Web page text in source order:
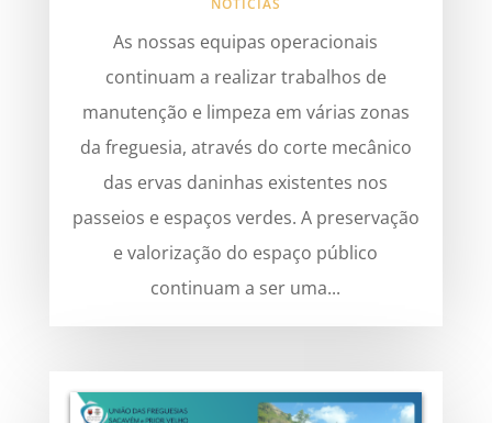
NOTÍCIAS
As nossas equipas operacionais
continuam a realizar trabalhos de
manutenção e limpeza em várias zonas
da freguesia, através do corte mecânico
das ervas daninhas existentes nos
passeios e espaços verdes. A preservação
e valorização do espaço público
continuam a ser uma...